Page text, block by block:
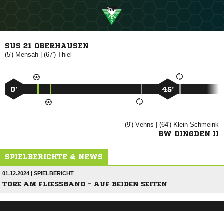
SUS 21 OBERHAUSEN
(5')  | (67') 
0’ 45’
(9')  | (64')  
BW DINGDEN II
SPIELBERICHTE & NEWS
01.12.2024 | SPIELBERICHT
TORE AM FLIESSBAND – AUF BEIDEN SEITEN